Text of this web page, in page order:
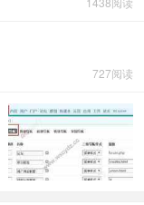
727阅读